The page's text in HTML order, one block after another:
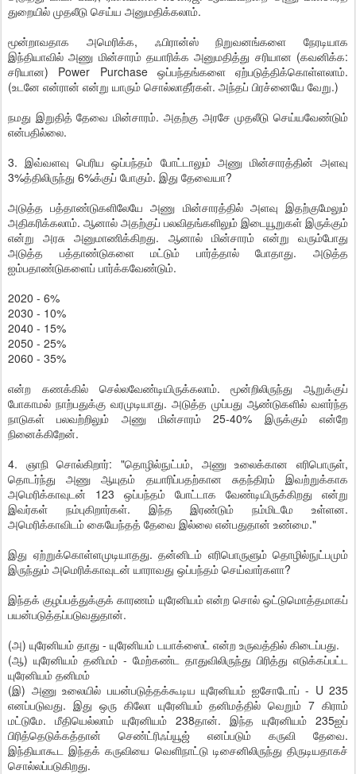
துறையில் முதலீடு செய்ய அனுமதிக்கலாம்.
மூன்றாவதாக அமெரிக்க, ஃபிரான்ஸ் நிறுவனங்களை நேரடியாக
இந்தியாவில் அணு மின்சாரம் தயாரிக்க அனுமதித்து சரியான (கவனிக்க:
சரியான) Power Purchase ஒப்பந்தங்களை ஏற்படுத்திக்கொள்ளலாம்.
(உடனே என்ரான் என்று யாரும் சொல்லாதீர்கள். அந்தப் பிரச்னையே வேறு.)
நமது இறுதித் தேவை மின்சாரம். அதற்கு அரசே முதலீடு செய்யவேண்டும்
என்பதில்லை.
3. இவ்வளவு பெரிய ஒப்பந்தம் போட்டாலும் அணு மின்சாரத்தின் அளவு
3%த்திலிருந்து 6%க்குப் போகும். இது தேவையா?
அடுத்த பத்தாண்டுகளிலேயே அணு மின்சாரத்தில் அளவு இதற்குமேலும்
அதிகரிக்கலாம். ஆனால் அதற்குப் பலவிதங்களிலும் இடையூறுகள் இருக்கும்
என்று அரசு அனுமாணிக்கிறது. ஆனால் மின்சாரம் என்று வரும்போது
அடுத்த பத்தாண்டுகளை மட்டும் பார்த்தால் போதாது. அடுத்த
ஐம்பதாண்டுகளைப் பார்க்கவேண்டும்.
2020 - 6%
2030 - 10%
2040 - 15%
2050 - 25%
2060 - 35%
என்ற கணக்கில் செல்லவேண்டியிருக்கலாம். மூன்றிலிருந்து ஆறுக்குப்
போகாமல் நாற்பதுக்கு வரமுடியாது. அடுத்த முப்பது ஆண்டுகளில் வளர்ந்த
நாடுகள் பலவற்றிலும் அணு மின்சாரம் 25-40% இருக்கும் என்றே
நினைக்கிறேன்.
4. ஞாநி சொல்கிறார்: "தொழில்நுட்பம், அணு உலைக்கான எரிபொருள்,
தொடர்ந்து அணு ஆயுதம் தயாரிப்பதற்கான சுதந்திரம் இவற்றுக்காக
அமெரிக்காவுடன் 123 ஒப்பந்தம் போட்டாக வேண்டியிருக்கிறது என்று
இவர்கள் நம்புகிறார்கள். இந்த இரண்டும் நம்மிடமே உள்ளன.
அமெரிக்காவிடம் கையேந்தத் தேவை இல்லை என்பதுதான் உண்மை."
இது ஏற்றுக்கொள்ளமுடியாதது. தன்னிடம் எரிபொருளும் தொழில்நுட்பமும்
இருந்தும் அமெரிக்காவுடன் யாராவது ஒப்பந்தம் செய்வார்களா?
இந்தக் குழப்பத்துக்குக் காரணம் யுரேனியம் என்ற சொல் ஒட்டுமொத்தமாகப்
பயன்படுத்தப்படுவதுதான்.
(அ) யுரேனியம் தாது - யுரேனியம் டயாக்ஸைட் என்ற உருவத்தில் கிடைப்பது.
(ஆ) யுரேனியம் தனிமம் - மேற்கண்ட தாதுவிலிருந்து பிரித்து எடுக்கப்பட்ட
யுரேனியம் தனிமம்
(இ) அணு உலையில் பயன்படுத்தக்கூடிய யுரேனியம் ஐசோடோப் - U 235
எனப்படுவது. இது ஒரு கிலோ யுரேனியம் தனிமத்தில் வெறும் 7 கிராம்
மட்டுமே. மீதியெல்லாம் யுரேனியம் 238தான். இந்த யுரேனியம் 235ஐப்
பிரித்தெடுக்கத்தான் செண்ட்ரிஃப்யூஜ் எனப்படும் கருவி தேவை.
இந்தியாகூட இந்தக் கருவியை வெளிநாட்டு டிசைனிலிருந்து திருடியதாகச்
சொல்லப்படுகிறது.